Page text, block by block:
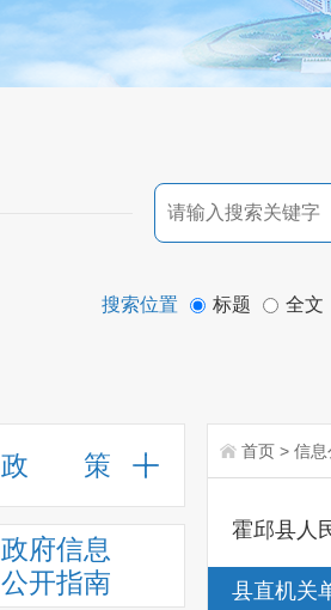
搜索位置 标题 全文
政 策
政府信息
公开指南
首页 > 信息
霍邱县人
县直机关